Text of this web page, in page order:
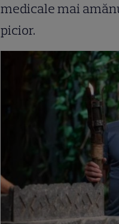
medicale mai
picior.